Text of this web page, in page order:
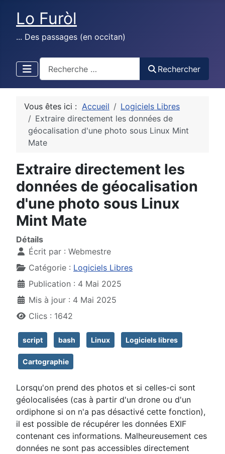
Lo Furòl
... Des passages (en occitan)
Rechercher
Vous êtes ici : Accueil
Logiciels Libres
Extraire directement les données de
géocalisation d'une photo sous Linux Mint
Mate
Extraire directement les
données de géocalisation
d'une photo sous Linux
Mint Mate
Détails
Écrit par : Webmestre
Catégorie : Logiciels Libres
Publication : 4 Mai 2025
Mis à jour : 4 Mai 2025
Clics : 1642
script bash Linux Logiciels libres
Cartographie
Lorsqu'on prend des photos et si celles-ci sont
géolocalisées (cas à partir d'un drone ou d'un
ordiphone si on n'a pas désactivé cette fonction),
il est possible de récupérer les données EXIF
contenant ces informations. Malheureusement ces
données ne sont pas accessibles directement